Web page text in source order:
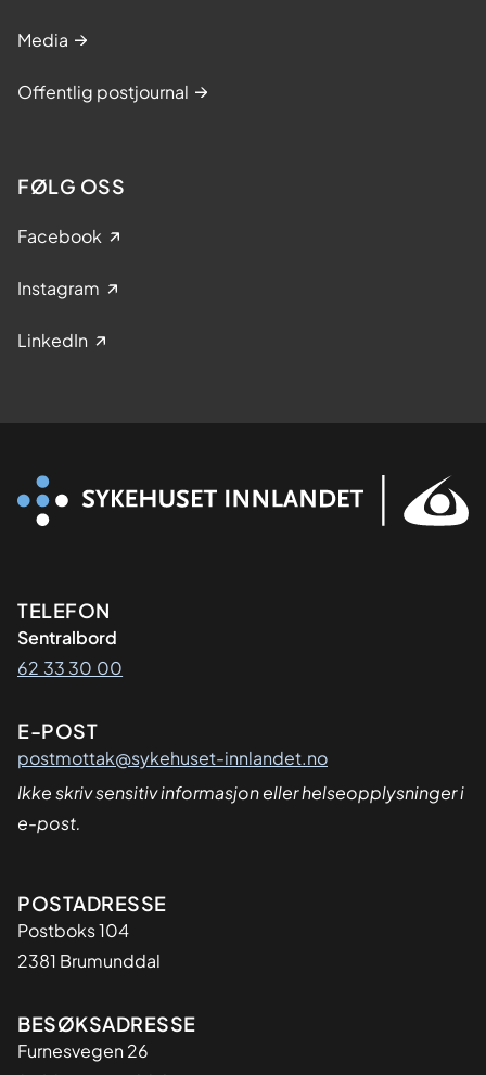
Media
Offentlig postjournal
FØLG OSS
Facebook
Instagram
LinkedIn
Kontaktinformasjon
TELEFON
Sentralbord
62 33 30 00
E-POST
postmottak@sykehuset-innlandet.no
Ikke skriv sensitiv informasjon eller helseopplysninger i
e-post.
Adresse
POSTADRESSE
Postboks 104
2381 Brumunddal
BESØKSADRESSE
Furnesvegen 26